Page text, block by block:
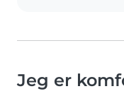
Jeg er